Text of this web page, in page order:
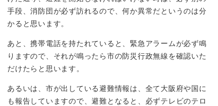
手段、消防団が必ず訪れるので、何か異常だというのは分
かると思います。
あと、携帯電話を持たれていると、緊急アラームが必ず鳴
りますので、それが鳴ったら市の防災行政無線を確認いた
だけたらと思います。
あるいは、市が出している避難情報は、全て大阪府や国に
も報告していますので、避難となると、必ずテレビのテロ